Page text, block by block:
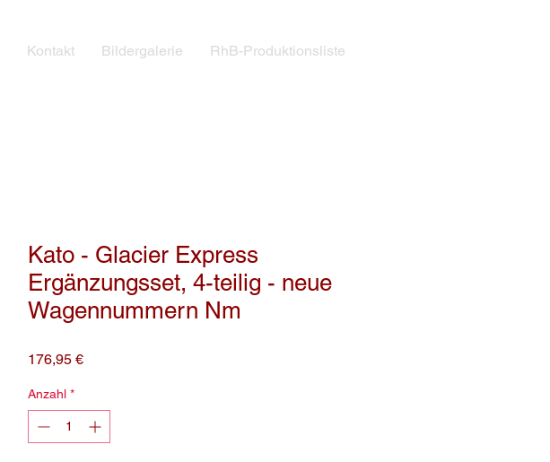
Kontakt Bildergalerie RhB-Produktionsliste
Kato - Glacier Express
Ergänzungsset, 4-teilig - neue
Wagennummern Nm
176,95 €Preis
Anzahl *